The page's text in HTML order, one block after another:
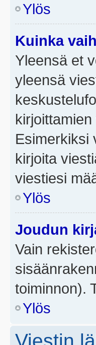
Ylös
Kuinka
Yleensä et
yleensä
Esimerkiksi
kirjoita
viestiesi
Ylös
Joudun
Vain
toiminnon).
Ylös